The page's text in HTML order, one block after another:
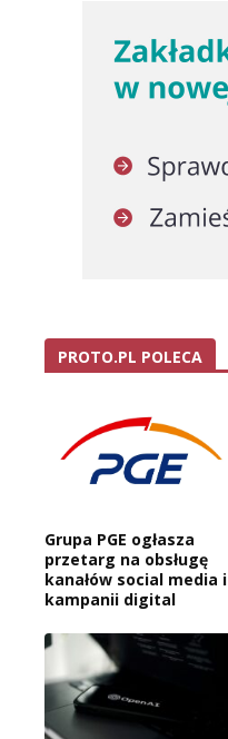
PROTO.PL POLECA
Grupa PGE ogłasza
przetarg na obsługę
kanałów social media i
kampanii digital